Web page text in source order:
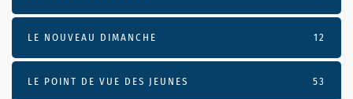
LE NOUVEAU DIMANCHE 12
LE POINT DE VUE DES JEUNES 53